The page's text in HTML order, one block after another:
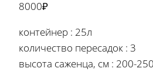
8000₽
контейнер : 25л
количество пересадок : 3
высота саженца, см : 200-250